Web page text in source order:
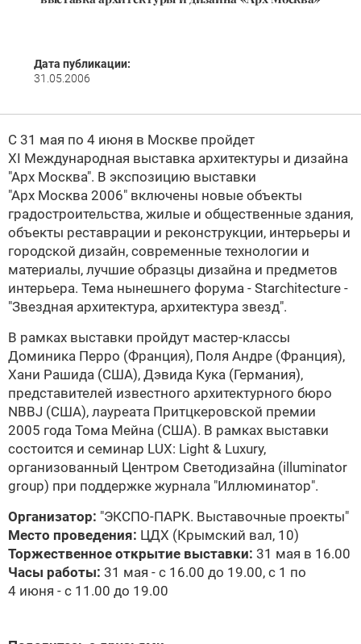
Дата публикации:
31.05.2006
С 31 мая по 4 июня в Москве пройдет
XI Международная выставка архитектуры и дизайна
"Арх Москва". В экспозицию выставки
"Арх Москва 2006" включены новые объекты
градостроительства, жилые и общественные здания,
объекты реставрации и реконструкции, интерьеры и
городской дизайн, современные технологии и
материалы, лучшие образцы дизайна и предметов
интерьера. Тема нынешнего форума - Starchitecture -
"Звездная архитектура, архитектура звезд".
В рамках выставки пройдут мастер-классы
Доминика Перро (Франция), Поля Андре (Франция),
Хани Рашида (США), Дэвида Кука (Германия),
представителей известного архитектурного бюро
NBBJ (США), лауреата Притцкеровской премии
2005 года Тома Мейна (США). В рамках выставки
состоится и семинар LUX: Light & Luxury,
организованный Центром Светодизайна (illuminator
group) при поддержке журнала "Иллюминатор".
Организатор: "ЭКСПО-ПАРК. Выставочные проекты"
Место проведения: ЦДХ (Крымский вал, 10)
Торжественное открытие выставки: 31 мая в 16.00
Часы работы: 31 мая - с 16.00 до 19.00, с 1 по
4 июня - с 11.00 до 19.00